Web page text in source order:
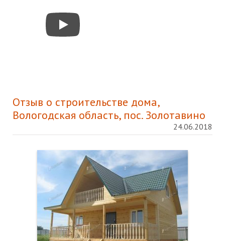
Отзыв о строительстве дома,
Вологодская область, пос. Золотавино
24.06.2018